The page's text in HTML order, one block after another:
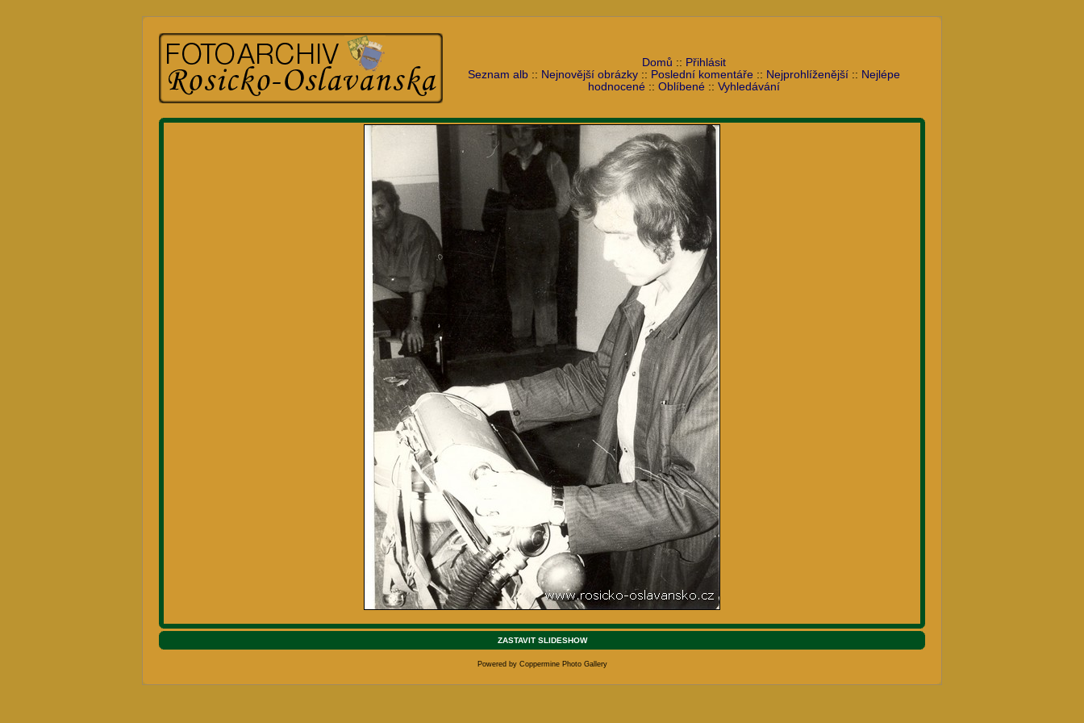
Domů :: Přihlásit
Seznam alb :: Nejnovější obrázky :: Poslední komentáře :: Nejprohlíženější :: Nejlépe
hodnocené :: Oblíbené :: Vyhledávání
ZASTAVIT SLIDESHOW
Powered by Coppermine Photo Gallery